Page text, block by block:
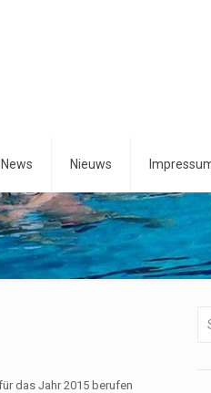
News Nieuws
das Jahr 2015 berufen